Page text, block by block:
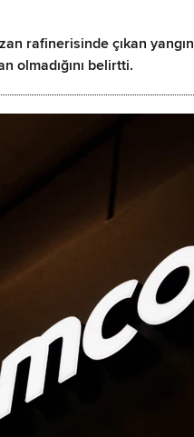
rafinerisinde çıkan
olmadığını belirtti.